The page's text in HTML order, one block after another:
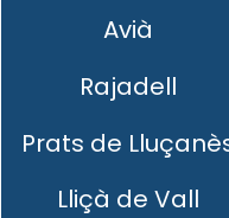
Avià
Rajadell
Prats de
Lliçà de Vall